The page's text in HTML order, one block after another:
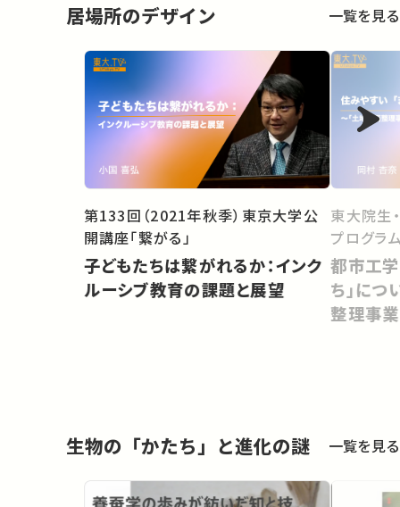
居場所のデザイン 一覧を見る
第133回（2021年秋季）東京大学公
開講座「繋がる」
子どもたちは繋がれるか：インク
ルーシブ教育の課題と展望
東大院生
プログラ
都市工
ち」につ
整理事業
生物の「かたち」と進化の謎 一覧を見る